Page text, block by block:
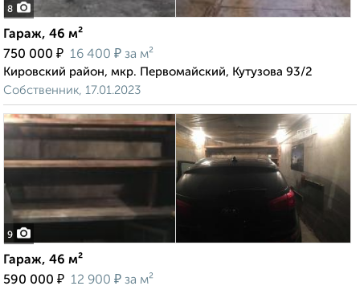
8
Гараж, 46 м²
750 000 ₽ 16 400 ₽ за м²
Кировский район, мкр. Первомайский, Кутузова 93/2
Собственник, 17.01.2023
9
Гараж, 46 м²
590 000 ₽ 12 900 ₽ за м²